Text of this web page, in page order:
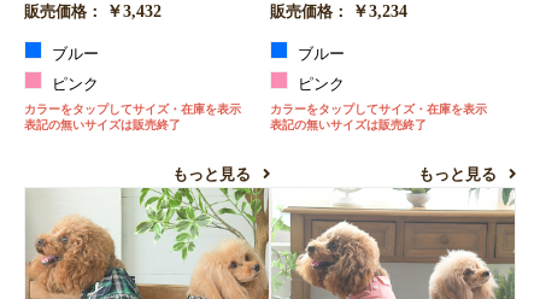
販売価格：
￥3,432
ブルー
ピンク
カラーをタップしてサイズ・在庫を表示
表記の無いサイズは販売終了
もっと見る
販売価格：
￥3,234
ブルー
ピンク
カラーをタップしてサイズ・在庫を表示
表記の無いサイズは販売終了
もっと見る